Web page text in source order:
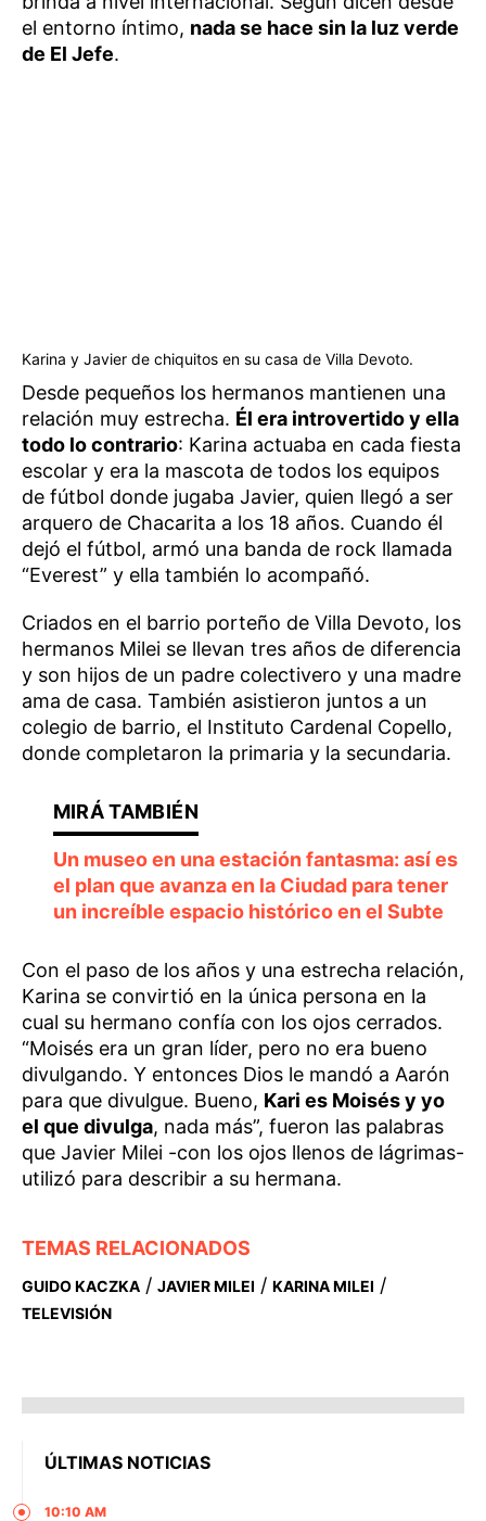
el entorno íntimo, nada se hace sin la luz verde
de El Jefe.
Karina y Javier de chiquitos en su casa de Villa Devoto.
Desde pequeños los hermanos mantienen una
relación muy estrecha. Él era introvertido y ella
todo lo contrario: Karina actuaba en cada fiesta
escolar y era la mascota de todos los equipos
de fútbol donde jugaba Javier, quien llegó a ser
arquero de Chacarita a los 18 años. Cuando él
dejó el fútbol, armó una banda de rock llamada
“Everest” y ella también lo acompañó.
Criados en el barrio porteño de Villa Devoto, los
hermanos Milei se llevan tres años de diferencia
y son hijos de un padre colectivero y una madre
ama de casa. También asistieron juntos a un
colegio de barrio, el Instituto Cardenal Copello,
donde completaron la primaria y la secundaria.
Un museo en una estación fantasma: así es
el plan que avanza en la Ciudad para tener
un increíble espacio histórico en el Subte
Con el paso de los años y una estrecha relación,
Karina se convirtió en la única persona en la
cual su hermano confía con los ojos cerrados.
“Moisés era un gran líder, pero no era bueno
divulgando. Y entonces Dios le mandó a Aarón
para que divulgue. Bueno, Kari es Moisés y yo
el que divulga, nada más”, fueron las palabras
que Javier Milei -con los ojos llenos de lágrimas-
utilizó para describir a su hermana.
TEMAS RELACIONADOS
GUIDO KACZKA / JAVIER MILEI / KARINA MILEI /
TELEVISIÓN
ÚLTIMAS NOTICIAS
10:10 AM